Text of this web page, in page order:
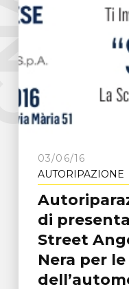
03/06/16
AUTORIPAZIONE
di
Street
Nera per